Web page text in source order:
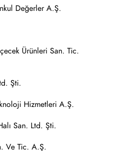
Değerler A.Ş.
Ürünleri San. Tic.
Şti.
Hizmetleri A.Ş.
San. Ltd. Şti.
Ve Tic. A.Ş.